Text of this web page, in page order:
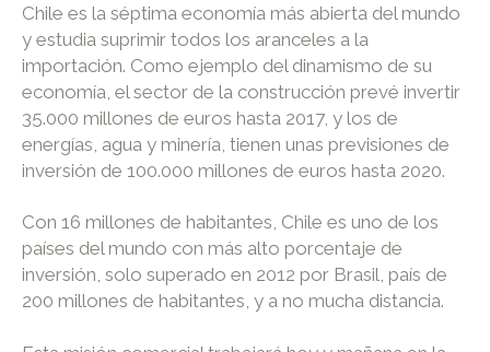
Chile es la séptima economía más abierta del mundo
y estudia suprimir todos los aranceles a la
importación. Como ejemplo del dinamismo de su
economía, el sector de la construcción prevé invertir
35.000 millones de euros hasta 2017, y los de
energías, agua y minería, tienen unas previsiones de
inversión de 100.000 millones de euros hasta 2020.
Con 16 millones de habitantes, Chile es uno de los
países del mundo con más alto porcentaje de
inversión, solo superado en 2012 por Brasil, país de
200 millones de habitantes, y a no mucha distancia.